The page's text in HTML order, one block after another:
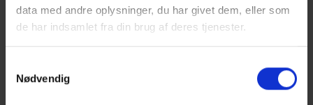
data med andre oplysninger, du har givet dem, eller som
de har indsamlet fra din brug af deres tjenester.
Nødvendig